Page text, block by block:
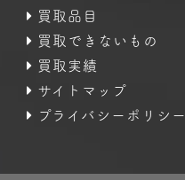
買取品目
買取できないもの
買取実績
サイトマップ
プライバシーポリシー